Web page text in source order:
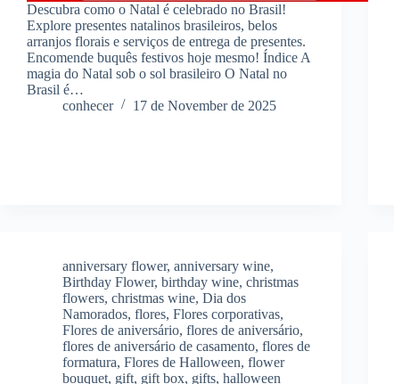
Descubra como o Natal é celebrado no Brasil!
Explore presentes natalinos brasileiros, belos
arranjos florais e serviços de entrega de presentes.
Encomende buquês festivos hoje mesmo! Índice A
magia do Natal sob o sol brasileiro O Natal no
Brasil é…
conhecer
17 de November de 2025
anniversary flower, anniversary wine,
Birthday Flower, birthday wine, christmas
flowers, christmas wine, Dia dos
Namorados, flores, Flores corporativas,
Flores de aniversário, flores de aniversário,
flores de aniversário de casamento, flores de
formatura, Flores de Halloween, flower
bouquet, gift, gift box, gifts, halloween